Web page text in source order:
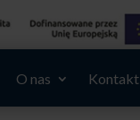
O nas Kontakt